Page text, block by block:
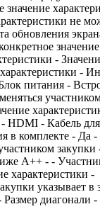
значение
не
обновления
значение
-
-
питания -
HDMI - Кабель для
в комплекте - Да -
закупки
A++ - -
характеристики -
указывает в
Размер диагонали -